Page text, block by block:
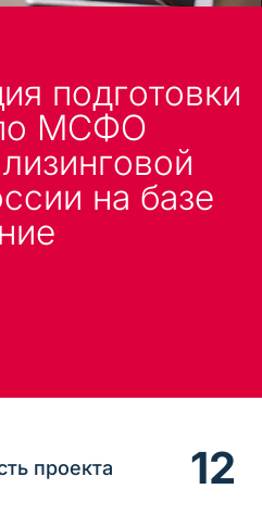
подготовки
по МСФО
на базе
12
проекта